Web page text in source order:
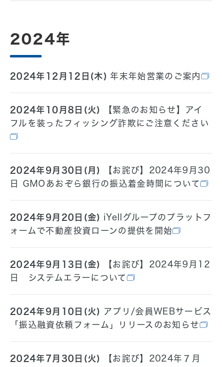
2024年
2024年12月12日(木) 年末年始営業のご案内
2024年10月8日(火)
【緊急のお知らせ】アイ
フルを装ったフィッシング詐欺にご注意ください
2024年9月30日(月)
【お詫び】2024年9月30
日 GMOあおぞら銀行の振込着金時間について
2024年9月20日(金) iYellグループのプラットフ
ォームで不動産投資ローンの提供を開始
2024年9月13日(金)
【お詫び】2024年9月12
日 システムエラーについて
2024年9月10日(火)
アプリ/会員WEBサービス
「振込融資依頼フォーム」リリースのお知らせ
2024年7月30日(火) 【お詫び】2024年７月